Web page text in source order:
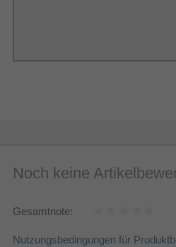
Noch keine
Gesamtnote:
Nutzungsbedingungen für